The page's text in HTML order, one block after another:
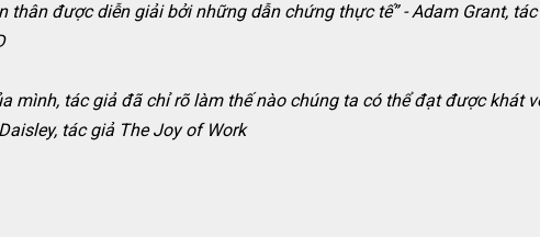
thân được diễn giải bởi những dẫn chứng thực tế” - Adam Grant,
mình, tác giả đã chỉ rõ làm thế nào chúng ta có thể đạt được khát
tác giả The Joy of Work